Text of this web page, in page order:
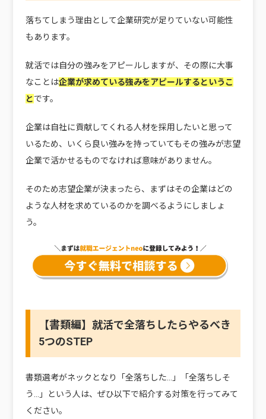
落ちてしまう理由として企業研究が足りていない可能性
もあります。
就活では自分の強みをアピールしますが、その際に大事
なことは企業が求めている強みをアピールするというこ
とです。
企業は自社に貢献してくれる人材を採用したいと思って
いるため、いくら良い強みを持っていてもその強みが志望
企業で活かせるものでなければ意味がありません。
そのため志望企業が決まったら、まずはその企業はどの
ような人材を求めているのかを調べるようにしましょ
う。
【書類編】就活で全落ちしたらやるべき
5つのSTEP
書類選考がネックとなり「全落ちした…」「全落ちしそ
う…」という人は、ぜひ以下で紹介する対策を行ってみて
ください。